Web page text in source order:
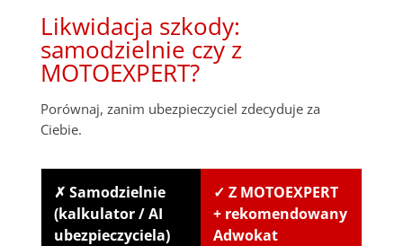
Likwidacja szkody:
samodzielnie czy z
MOTOEXPERT?
Porównaj, zanim ubezpieczyciel zdecyduje za
Ciebie.
✗ Samodzielnie
(kalkulator / AI
ubezpieczyciela)
✓ Z MOTOEXPERT
+ rekomendowany
Adwokat